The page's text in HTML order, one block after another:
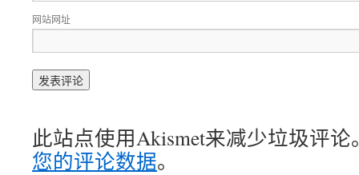
网站网址
此站点使用Akismet来减少垃圾评论
您的评论数据。